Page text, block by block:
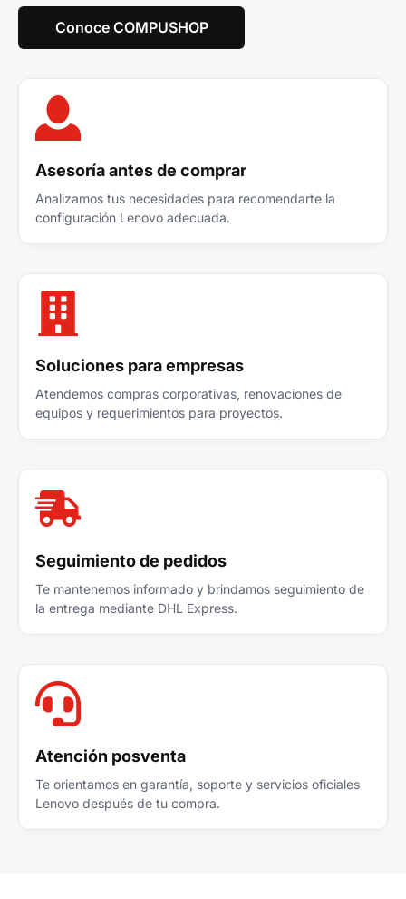
Conoce COMPUSHOP
Asesoría antes de comprar
Analizamos tus necesidades para recomendarte la
configuración Lenovo adecuada.
Soluciones para empresas
Atendemos compras corporativas, renovaciones de
equipos y requerimientos para proyectos.
Seguimiento de pedidos
Te mantenemos informado y brindamos seguimiento de
la entrega mediante DHL Express.
Atención posventa
Te orientamos en garantía, soporte y servicios oficiales
Lenovo después de tu compra.